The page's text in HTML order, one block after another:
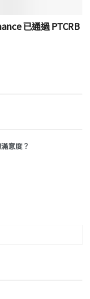
已通過 PTCRB
意度？